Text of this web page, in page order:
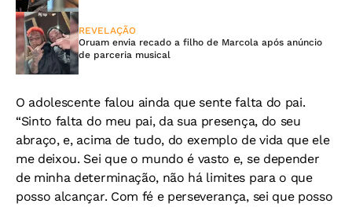
REVELAÇÃO
Oruam envia recado a filho de Marcola após anúncio
de parceria musical
O adolescente falou ainda que sente falta do pai.
“Sinto falta do meu pai, da sua presença, do seu
abraço, e, acima de tudo, do exemplo de vida que ele
me deixou. Sei que o mundo é vasto e, se depender
de minha determinação, não há limites para o que
posso alcançar. Com fé e perseverança, sei que posso